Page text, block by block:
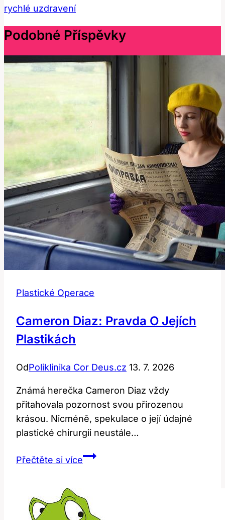
rychlé uzdravení
Podobné Příspěvky
Plastické Operace
Cameron Diaz: Pravda O Jejích
Plastikách
OdPoliklinika Cor Deus.cz 13. 7. 2026
Známá herečka Cameron Diaz vždy
přitahovala pozornost svou přirozenou
krásou. Nicméně, spekulace o její údajné
plastické chirurgii neustále…
Přečtěte si víceCameron
o
jejích